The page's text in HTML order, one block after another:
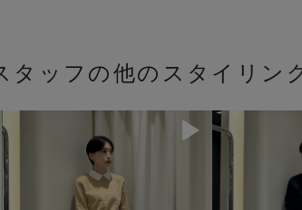
タッフの他のスタイリン